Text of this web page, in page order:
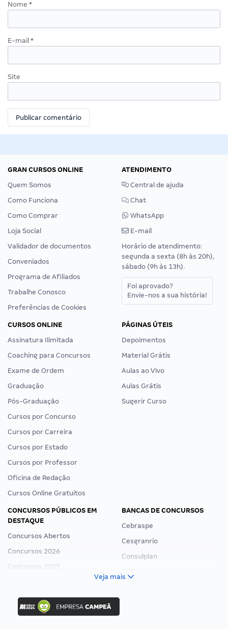
Nome *
E-mail *
Site
GRAN CURSOS ONLINE
Quem Somos
Como Funciona
Como Comprar
Loja Social
Validador de documentos
Conveniados
Programa de Afiliados
Trabalhe Conosco
Preferências de Cookies
ATENDIMENTO
Central de ajuda
Chat
WhatsApp
E-mail
Horário de atendimento:
segunda a sexta (8h às 20h),
sábado (9h às 13h).
Foi aprovado?
Envie-nos a sua história!
CURSOS ONLINE
Assinatura Ilimitada
Coaching para Concursos
Exame de Ordem
Graduação
Pós-Graduação
Cursos por Concurso
Cursos por Carreira
Cursos por Estado
Cursos por Professor
Oficina de Redação
Cursos Online Gratuitos
PÁGINAS ÚTEIS
Depoimentos
Material Grátis
Aulas ao Vivo
Aulas Grátis
Sugerir Curso
CONCURSOS PÚBLICOS EM
DESTAQUE
Concursos Abertos
Concursos 2026
Concursos 2025
Concurso Ibama
Concurso MPU
BANCAS DE CONCURSOS
Cebraspe
Cesgranrio
Consulplan
Veja mais